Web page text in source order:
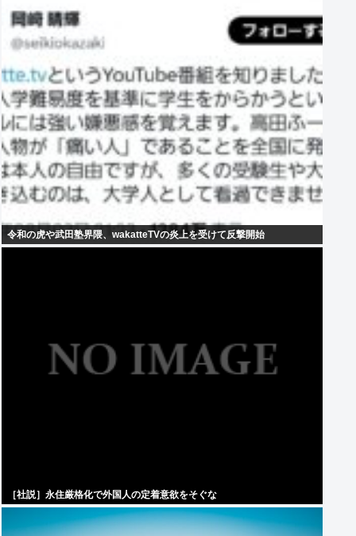
令和の虎や武田塾界隈、wakatteTVの炎上を受けて反撃開始
［社説］永住厳格化で外国人の定着意欲をそぐな